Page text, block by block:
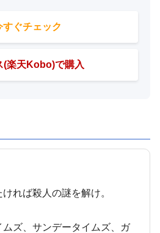
ぐチェック
(楽天Kobo)で購入
れば殺人の謎を解け。
ズ、サンデータイムズ、ガ